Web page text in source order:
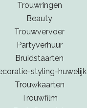
Trouwringen
Beauty
Trouwvervoer
Partyverhuur
Bruidstaarten
styling-huwelijk
Trouwkaarten
Trouwfilm